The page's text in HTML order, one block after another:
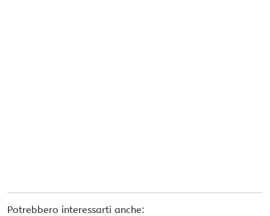
Potrebbero interessarti anche: